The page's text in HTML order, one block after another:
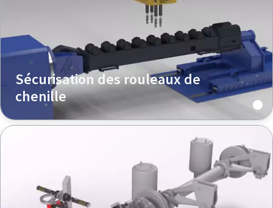
Sécurisation des rouleaux de
chenille